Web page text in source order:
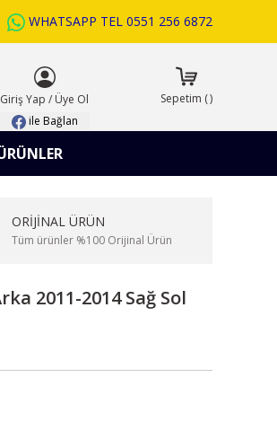
WHATSAPP TEL 0551 256 6872
Giriş Yap / Üye Ol
ile Bağlan
Sepetim ()
ORİJİNAL ÜRÜN
Tüm ürünler %100 Orijinal Ürün
2011-2014 Sağ Sol